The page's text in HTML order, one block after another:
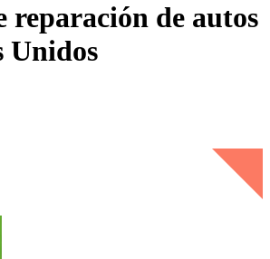
reparación de autos
Unidos